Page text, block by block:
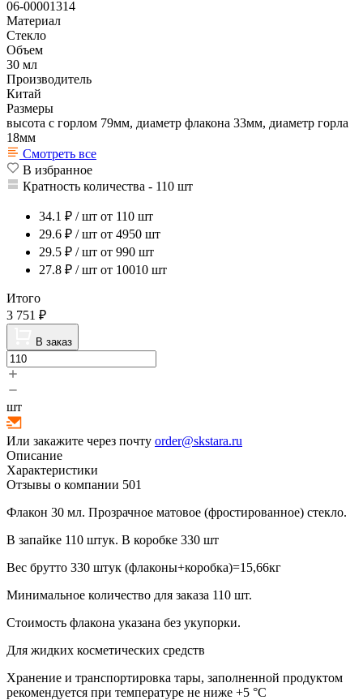
06-00001314
Материал
Стекло
Объем
30 мл
Производитель
Китай
Размеры
высота с горлом 79мм, диаметр флакона 33мм, диаметр горла
18мм
Смотреть все
В избранное
Кратность количества - 110 шт
34.1 ₽ / шт от 110 шт
29.6 ₽ / шт от 4950 шт
29.5 ₽ / шт от 990 шт
27.8 ₽ / шт от 10010 шт
Итого
3 751 ₽
В заказ
шт
Или закажите через почту order@skstara.ru
Описание
Характеристики
Отзывы о компании 501
Флакон 30 мл. Прозрачное матовое (фростированное) стекло.
В запайке 110 штук. В коробке 330 шт
Вес брутто 330 штук (флаконы+коробка)=15,66кг
Минимальное количество для заказа 110 шт.
Стоимость флакона указана без укупорки.
Для жидких косметических средств
Хранение и транспортировка тары, заполненной продуктом
рекомендуется при температуре не ниже +5 °C